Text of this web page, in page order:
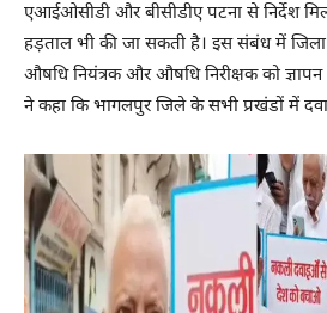
एआईओसीडी और बीसीडीए पटना से निर्देश
हड़ताल भी की जा सकती है। इस संबंध में जिला
औषधि नियंत्रक और औषधि निरीक्षक को ज्ञापन
ने कहा कि भागलपुर जिले के सभी प्रखंडों में